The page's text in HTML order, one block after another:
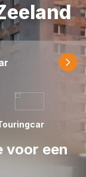
voor een